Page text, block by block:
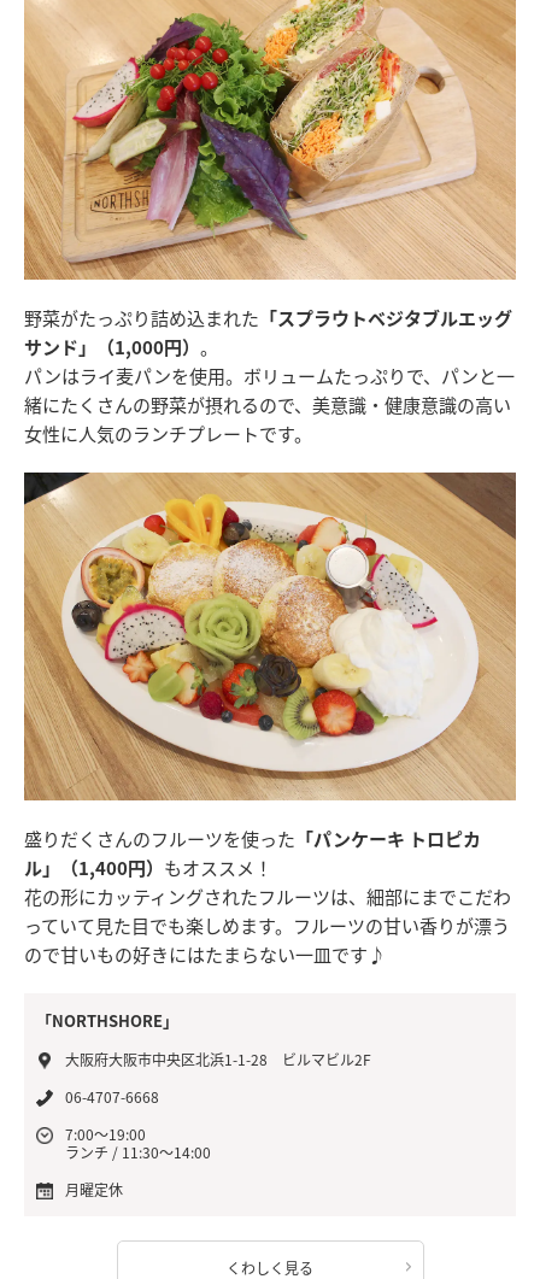
野菜がたっぷり詰め込まれた 「スプラウトベジタブルエッグ
サンド」（1,000円） 。
パンはライ麦パンを使用。ボリュームたっぷりで、パンと一
緒にたくさんの野菜が摂れるので、美意識・健康意識の高い
女性に人気のランチプレートです。
盛りだくさんのフルーツを使った 「パンケーキ トロピカ
ル」（1,400円） もオススメ！
花の形にカッティングされたフルーツは、細部にまでこだわ
っていて見た目でも楽しめます。フルーツの甘い香りが漂う
ので甘いもの好きにはたまらない一皿です♪
「NORTHSHORE」
大阪府大阪市中央区北浜1-1-28 ビルマビル2F
06-4707-6668
7:00～19:00
ランチ / 11:30～14:00
月曜定休
くわしく見る